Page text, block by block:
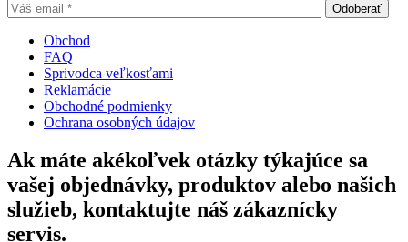
Obchod
FAQ
Sprivodca veľkosťami
Reklamácie
Obchodné podmienky
Ochrana osobných údajov
Ak máte akékoľvek otázky týkajúce sa
vašej objednávky, produktov alebo našich
služieb, kontaktujte náš zákaznícky
servis.